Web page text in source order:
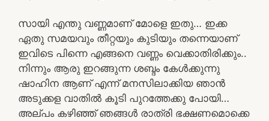
സായി എന്തു വണ്ണമാണ് മോളെ ഇതു… ഇക്ക
ഏതു സമയവും തീറ്റയും കുടിയും തന്നെയാണ്
ഇവിടെ പിന്നെ എങ്ങനെ വണ്ണം വെക്കാതിരിക്കും..
നിന്നും ആരു ഇറങ്ങുന്ന ശബ്ദം കേൾക്കുന്നു
ഷാഹിന ആണ് എന്ന് മനസിലാക്കിയ ഞാൻ
അടുക്കള വാതിൽ കൂടി പുറത്തേക്കു പോയി…
അല്പം കഴിഞ്ഞ് ഞങ്ങൾ രാത്രി ഭക്ഷണമൊക്കെ